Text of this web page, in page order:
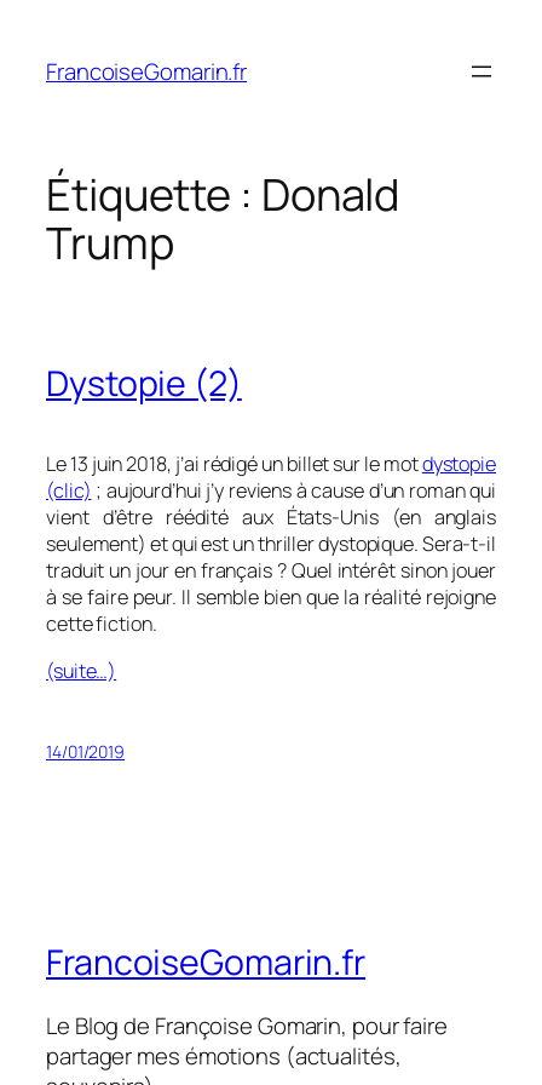
contenu
FrancoiseGomarin.fr
Étiquette : Donald
Trump
Dystopie (2)
Le 13 juin 2018, j’ai rédigé un billet sur le motdystopie
(clic) ; aujourd’hui j’y reviens à cause d’un roman qui
vient d’être réédité aux États-Unis (en anglais
seulement) et qui est un thriller dystopique. Sera-t-il
traduit un jour en français ? Quel intérêt sinon jouer
à se faire peur. Il semble bien que la réalité rejoigne
cette fiction.
(suite…)
14/01/2019
FrancoiseGomarin.fr
Le Blog de Françoise Gomarin, pour faire
partager mes émotions (actualités,